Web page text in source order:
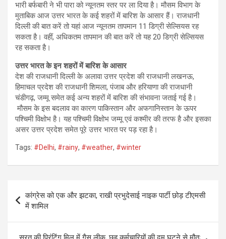
भारी बर्फबारी ने भी पारा को न्यूनतम स्तर पर ला दिया है। मौसम विभाग के
मुताबिक आज उत्तर भारत के कई शहरों में बारिश के आसार हैं। राजधानी
दिल्ली की बात करें तो यहां आज न्यूनतम तापमान 11 डिग्री सेल्सियस रह
सकता है। वहीं, अधिकतम तापमान की बात करें तो यह 20 डिग्री सेल्सियस
रह सकता है।
उत्तर भारत के इन शहरों में बारिश के आसार
देश की राजधानी दिल्ली के अलावा उत्तर प्रदेश की राजधानी लखनऊ,
हिमाचल प्रदेश की राजधानी शिमला, पंजाब और हरियाणा की राजधानी
चंडीगढ़, जम्मू समेत कई अन्य शहरों में बारिश की संभावना जताई गई है।
मौसम के इस बदलाव का कारण पाकिस्तान और अफगानिस्तान के ऊपर
पश्चिमी विक्षोभ है। यह पश्चिमी विक्षोभ जम्मू एवं कश्मीर की तरफ है और इसका
असर उत्तर प्रदेश समेत पूरे उत्तर भारत पर पड़ रहा है।
Tags: #Delhi, #rainy, #weather, #winter
Post
navigation
कांग्रेस को एक और झटका, राखी प्रभुदेसाई नाइक पार्टी छोड़ टीएमसी
में शामिल